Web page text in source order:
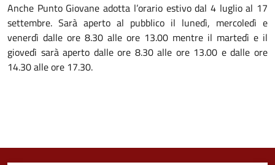
Anche Punto Giovane adotta l’orario estivo dal 4 luglio al 17
settembre. Sarà aperto al pubblico il lunedì, mercoledì e
venerdì dalle ore 8.30 alle ore 13.00 mentre il martedì e il
giovedì sarà aperto dalle ore 8.30 alle ore 13.00 e dalle ore
14.30 alle ore 17.30.